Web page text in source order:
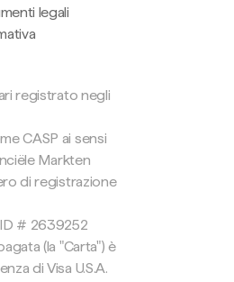
legali
registrato negli
CASP ai sensi
Markten
di registrazione
ID # 2639252
(la "Carta") è
di Visa U.S.A.